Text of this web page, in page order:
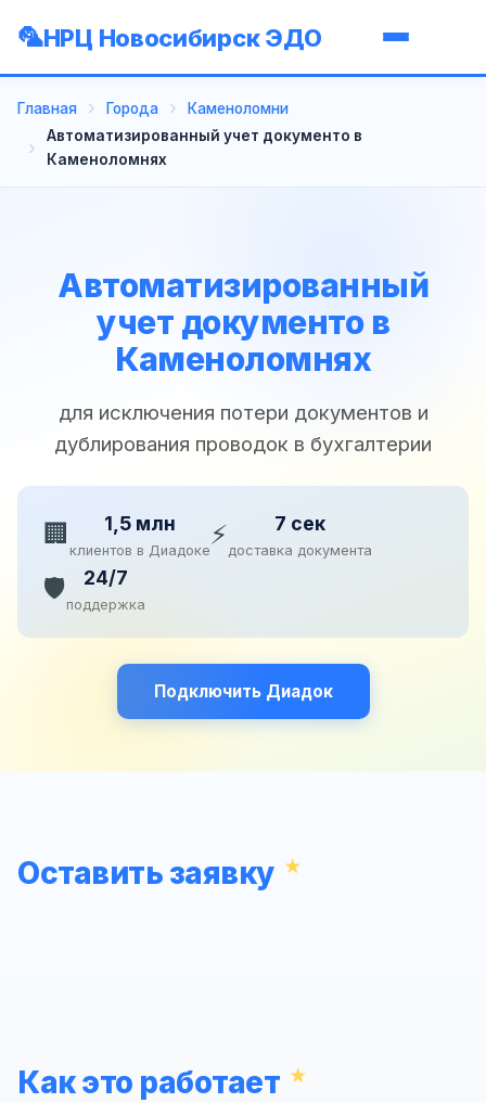
НРЦ Новосибирск ЭДО
Главная Города
Каменоломни
Автоматизированный учет документо в
Каменоломнях
Автоматизированный
учет документо в
Каменоломнях
для исключения потери документов и
дублирования проводок в бухгалтерии
🏢 1,5 млн
клиентов в Диадоке⚡ 7 сек
доставка документа
🛡️ 24/7
поддержка
Подключить Диадок
Оставить заявку
Как это работает